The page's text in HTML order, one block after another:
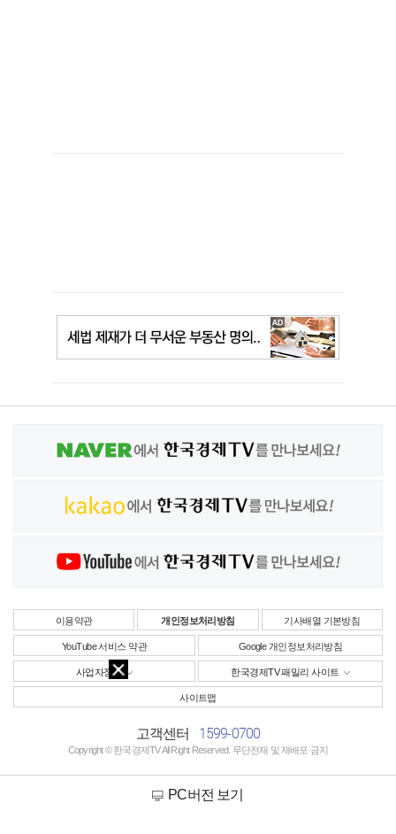
이용약관 개인정보처리방침 기사배열 기본방침
YouTube 서비스 약관 Google 개인정보처리방침
사업자정보 한국경제TV 패밀리 사이트
사이트맵
고객센터 1599-0700
Copyright © 한국경제TV All Right Reserved. 무단전재 및 재배포 금지
PC버전 보기